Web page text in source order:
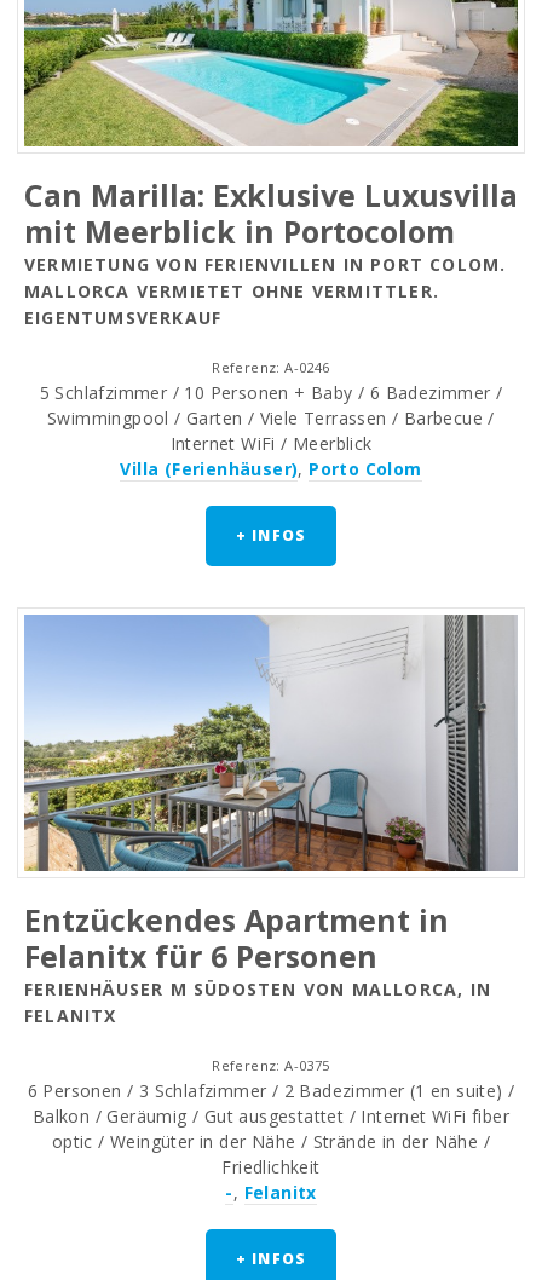
Can Marilla: Exklusive Luxusvilla
mit Meerblick in Portocolom
VERMIETUNG VON FERIENVILLEN IN PORT COLOM.
MALLORCA VERMIETET OHNE VERMITTLER.
EIGENTUMSVERKAUF
Referenz: A-0246
5 Schlafzimmer / 10 Personen + Baby / 6 Badezimmer /
Swimmingpool / Garten / Viele Terrassen / Barbecue /
Internet WiFi / Meerblick
Villa (Ferienhäuser), Porto Colom
+ INFOS
Entzückendes Apartment in
Felanitx für 6 Personen
FERIENHÄUSER M SÜDOSTEN VON MALLORCA, IN
FELANITX
Referenz: A-0375
6 Personen / 3 Schlafzimmer / 2 Badezimmer (1 en suite) /
Balkon / Geräumig / Gut ausgestattet / Internet WiFi fiber
optic / Weingüter in der Nähe / Strände in der Nähe /
Friedlichkeit
-, Felanitx
+ INFOS